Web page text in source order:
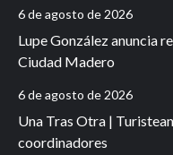
6 de agosto de 2026
Lupe González anuncia
Ciudad Madero
6 de agosto de 2026
Una Tras Otra |
coordinadores